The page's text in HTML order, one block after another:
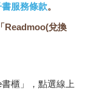
服務條款。
Readmoo(兌換
櫃」，點選線上